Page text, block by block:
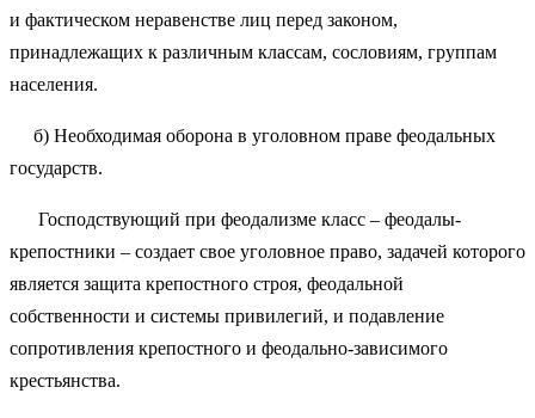
и фактическом неравенстве лиц перед законом,
принадлежащих к различным классам, сословиям, группам
населения.
б) Необходимая оборона в уголовном праве феодальных
государств.
Господствующий при феодализме класс – феодалы-
крепостники – создает свое уголовное право, задачей которого
является защита крепостного строя, феодальной
собственности и системы привилегий, и подавление
сопротивления крепостного и феодально-зависимого
крестьянства.